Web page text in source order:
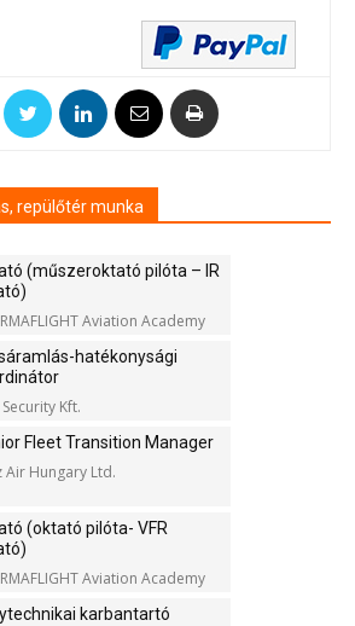
repülőtér munka
(műszeroktató pilóta – IR
Aviation Academy
hatékonysági
Kft.
Fleet Transition Manager
Air Hungary Ltd.
(oktató pilóta- VFR
Aviation Academy
karbantartó